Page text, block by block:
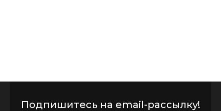
Подпишитесь на email-рассылку!